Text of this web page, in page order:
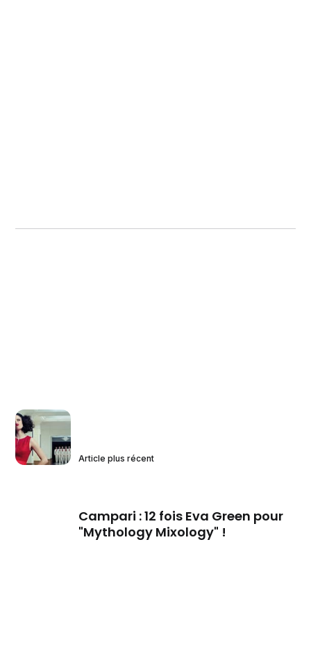
Article plus récent
Campari : 12 fois Eva Green pour
"Mythology Mixology" !